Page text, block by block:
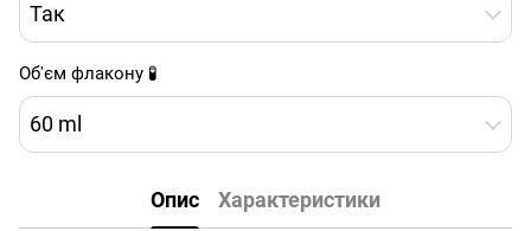
Так
Об'єм флакону 🧪
60 ml
Опис Характеристики